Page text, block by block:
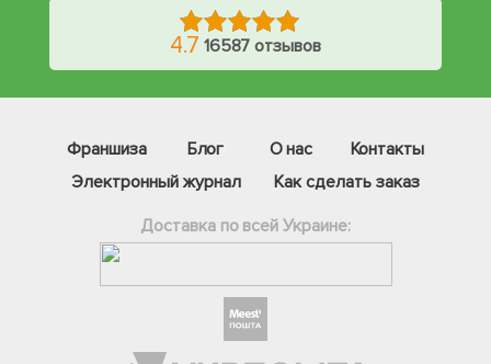
4.7 16587 отзывов
Франшиза Блог О нас
Контакты
Электронный журнал
Как сделать заказ
Доставка по всей Украине: